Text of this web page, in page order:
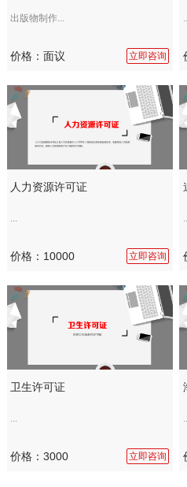
出版物制作...
价格：面议 立即咨询
人力资源许可证
...
价格：10000 立即咨询
卫生许可证
...
价格：3000 立即咨询